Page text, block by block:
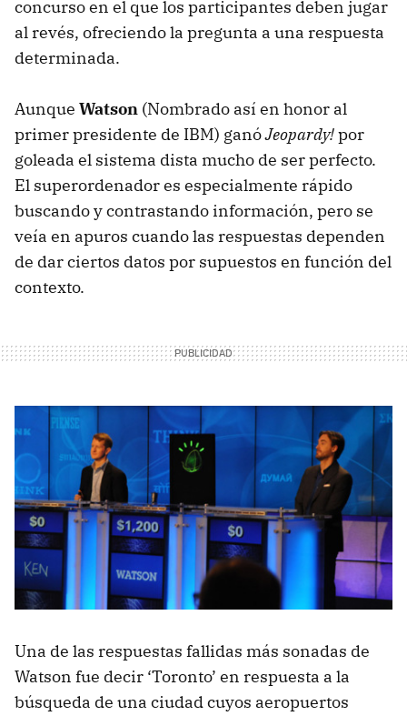
concurso en el que los participantes deben jugar
al revés, ofreciendo la pregunta a una respuesta
determinada.
Aunque Watson (Nombrado así en honor al
primer presidente de IBM) ganóJeopardy!por
goleada el sistema dista mucho de ser perfecto.
El superordenador es especialmente rápido
buscando y contrastando información, pero se
veía en apuros cuando las respuestas dependen
de dar ciertos datos por supuestos en función del
contexto.
Una de las respuestas fallidas más sonadas de
Watson fue decir ‘Toronto’ en respuesta a la
búsqueda de una ciudad cuyos aeropuertos